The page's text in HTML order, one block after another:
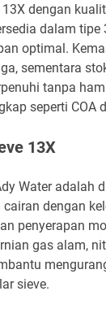
dengan
dalam tipe
optimal.
sementara
tanpa
seperti COA
13X
Water adalah
dengan
penyerapan
gas alam,
sieve.